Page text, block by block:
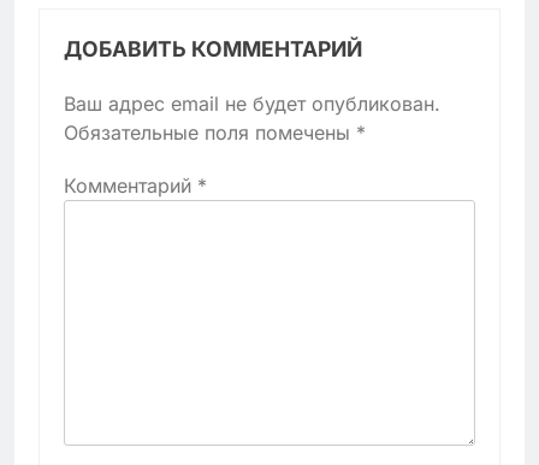
ДОБАВИТЬ КОММЕНТАРИЙ
Ваш адрес email не будет опубликован.
Обязательные поля помечены *
Комментарий *